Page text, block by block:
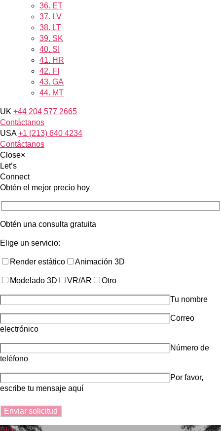
36. ET
37. LV
38. LT
39. SK
40. SI
41. HR
42. FI
43. GA
44. MT
UK +44 204 577 2665
Contáctanos
USA +1 (213) 640 4234
Contáctanos
Close×
Let’s
Connect
Obtén el mejor precio hoy
Obtén una consulta gratuita
Elige un servicio:
Render estático Animación 3D
Modelado 3D VR/AR Otro
Tu nombre
Correo
electrónico
Número de
teléfono
Por favor,
escribe tu mensaje aquí